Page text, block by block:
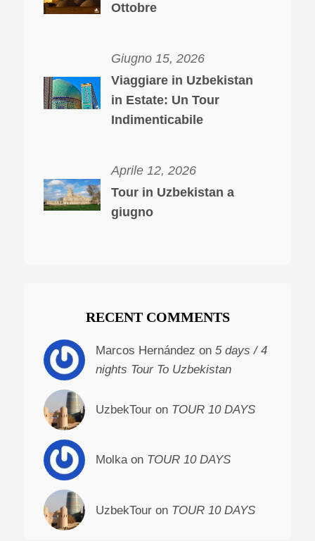
Ottobre
Giugno 15, 2026
Viaggiare in Uzbekistan
in Estate: Un Tour
Indimenticabile
Aprile 12, 2026
Tour in Uzbekistan a
giugno
RECENT COMMENTS
Marcos Hernández on 5 days / 4
nights Tour To Uzbekistan
UzbekTour on TOUR 10 DAYS
Molka on TOUR 10 DAYS
UzbekTour on TOUR 10 DAYS